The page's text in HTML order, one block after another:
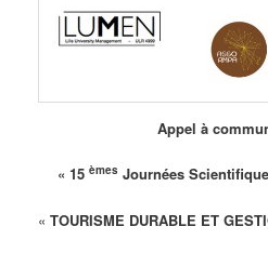
Appel à
« 15 èmesJournées
« TOURISME DURABLE ET